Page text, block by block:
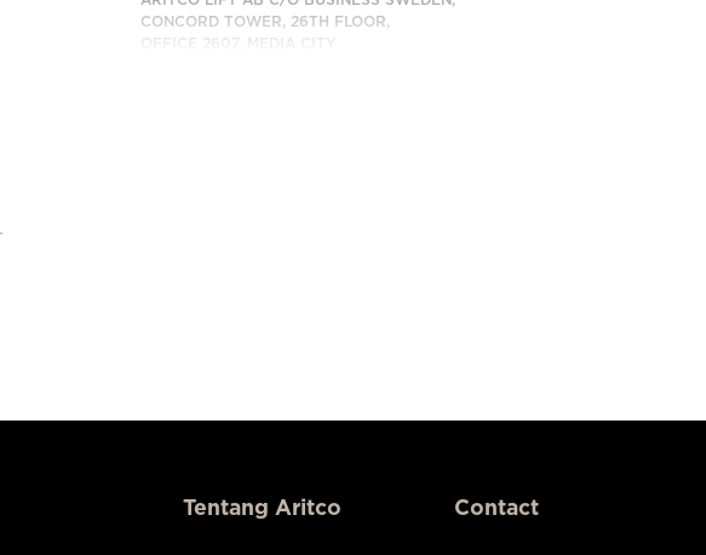
CONCORD TOWER, 26TH FLOOR,
OFFICE 2607, MEDIA CITY
Tentang Aritco Contact